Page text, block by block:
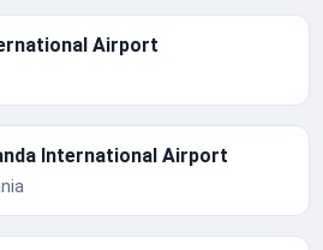
Airport
International Airport